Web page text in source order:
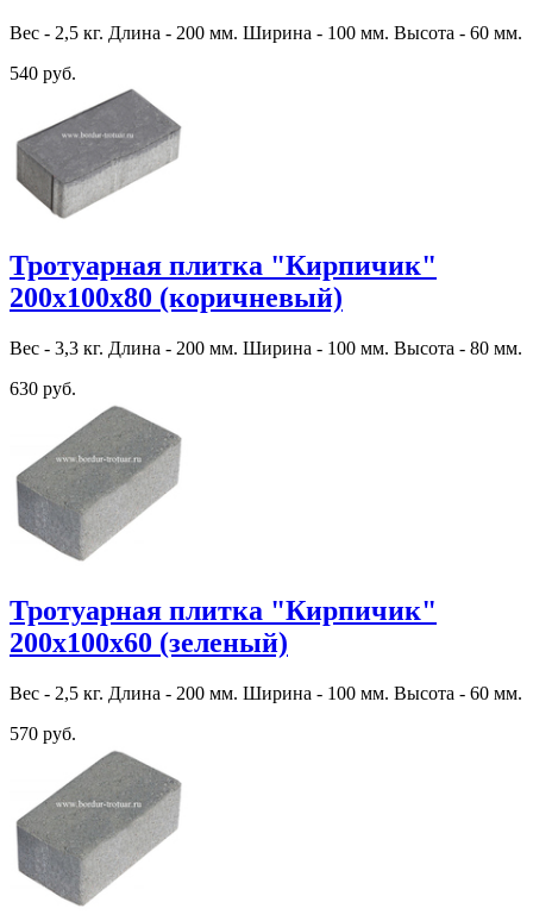
Вес - 2,5 кг. Длина - 200 мм. Ширина - 100 мм. Высота - 60 мм.
540 руб.
Тротуарная плитка "Кирпичик"
200х100х80 (коричневый)
Вес - 3,3 кг. Длина - 200 мм. Ширина - 100 мм. Высота - 80 мм.
630 руб.
Тротуарная плитка "Кирпичик"
200х100х60 (зеленый)
Вес - 2,5 кг. Длина - 200 мм. Ширина - 100 мм. Высота - 60 мм.
570 руб.